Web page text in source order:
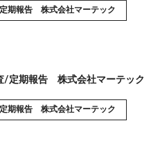
期報告 株式会社マーテック
/定期報告 株式会社マーテック
期報告 株式会社マーテック